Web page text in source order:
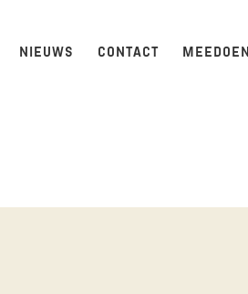
NIEUWS CONTACT MEEDOEN